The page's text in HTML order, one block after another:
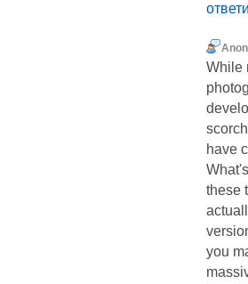
While
have
these
you